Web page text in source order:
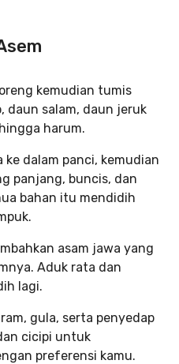
kemudian tumis
daun salam, daun jeruk
harum.
ke dalam panci, kemudian
panjang, buncis, dan
bahan itu mendidih
asam jawa yang
Aduk rata dan
lagi.
gula, serta penyedap
cicipi untuk
preferensi kamu.